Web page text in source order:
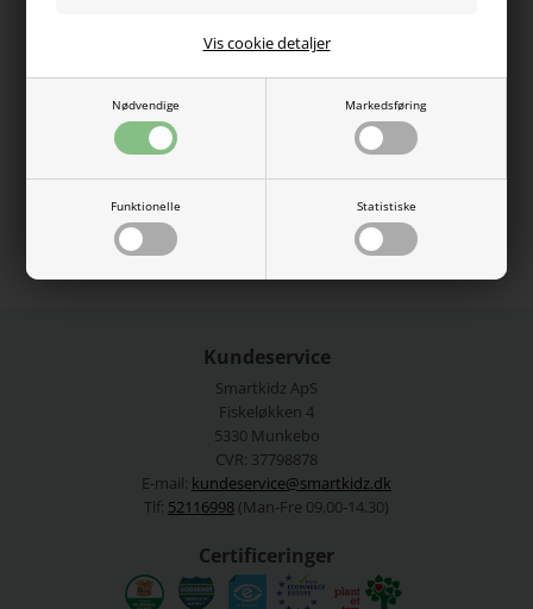
Nødvendige Markedsføring
Funktionelle Statistiske
Vis cookie detaljer
Super cool top fra Kids Only. Den er uden ærmer og med
92% økologisk bomuld, 8% elastan.
Vaskes efter anvisning.
Varenummer: 15354105-4814198
Kundeservice
Smartkidz ApS
Fiskeløkken 4
5330 Munkebo
CVR: 37798878
E-mail: kundeservice@smartkidz.dk
Tlf: 52116998 (Man-Fre 09.00-14.30)
Certificeringer